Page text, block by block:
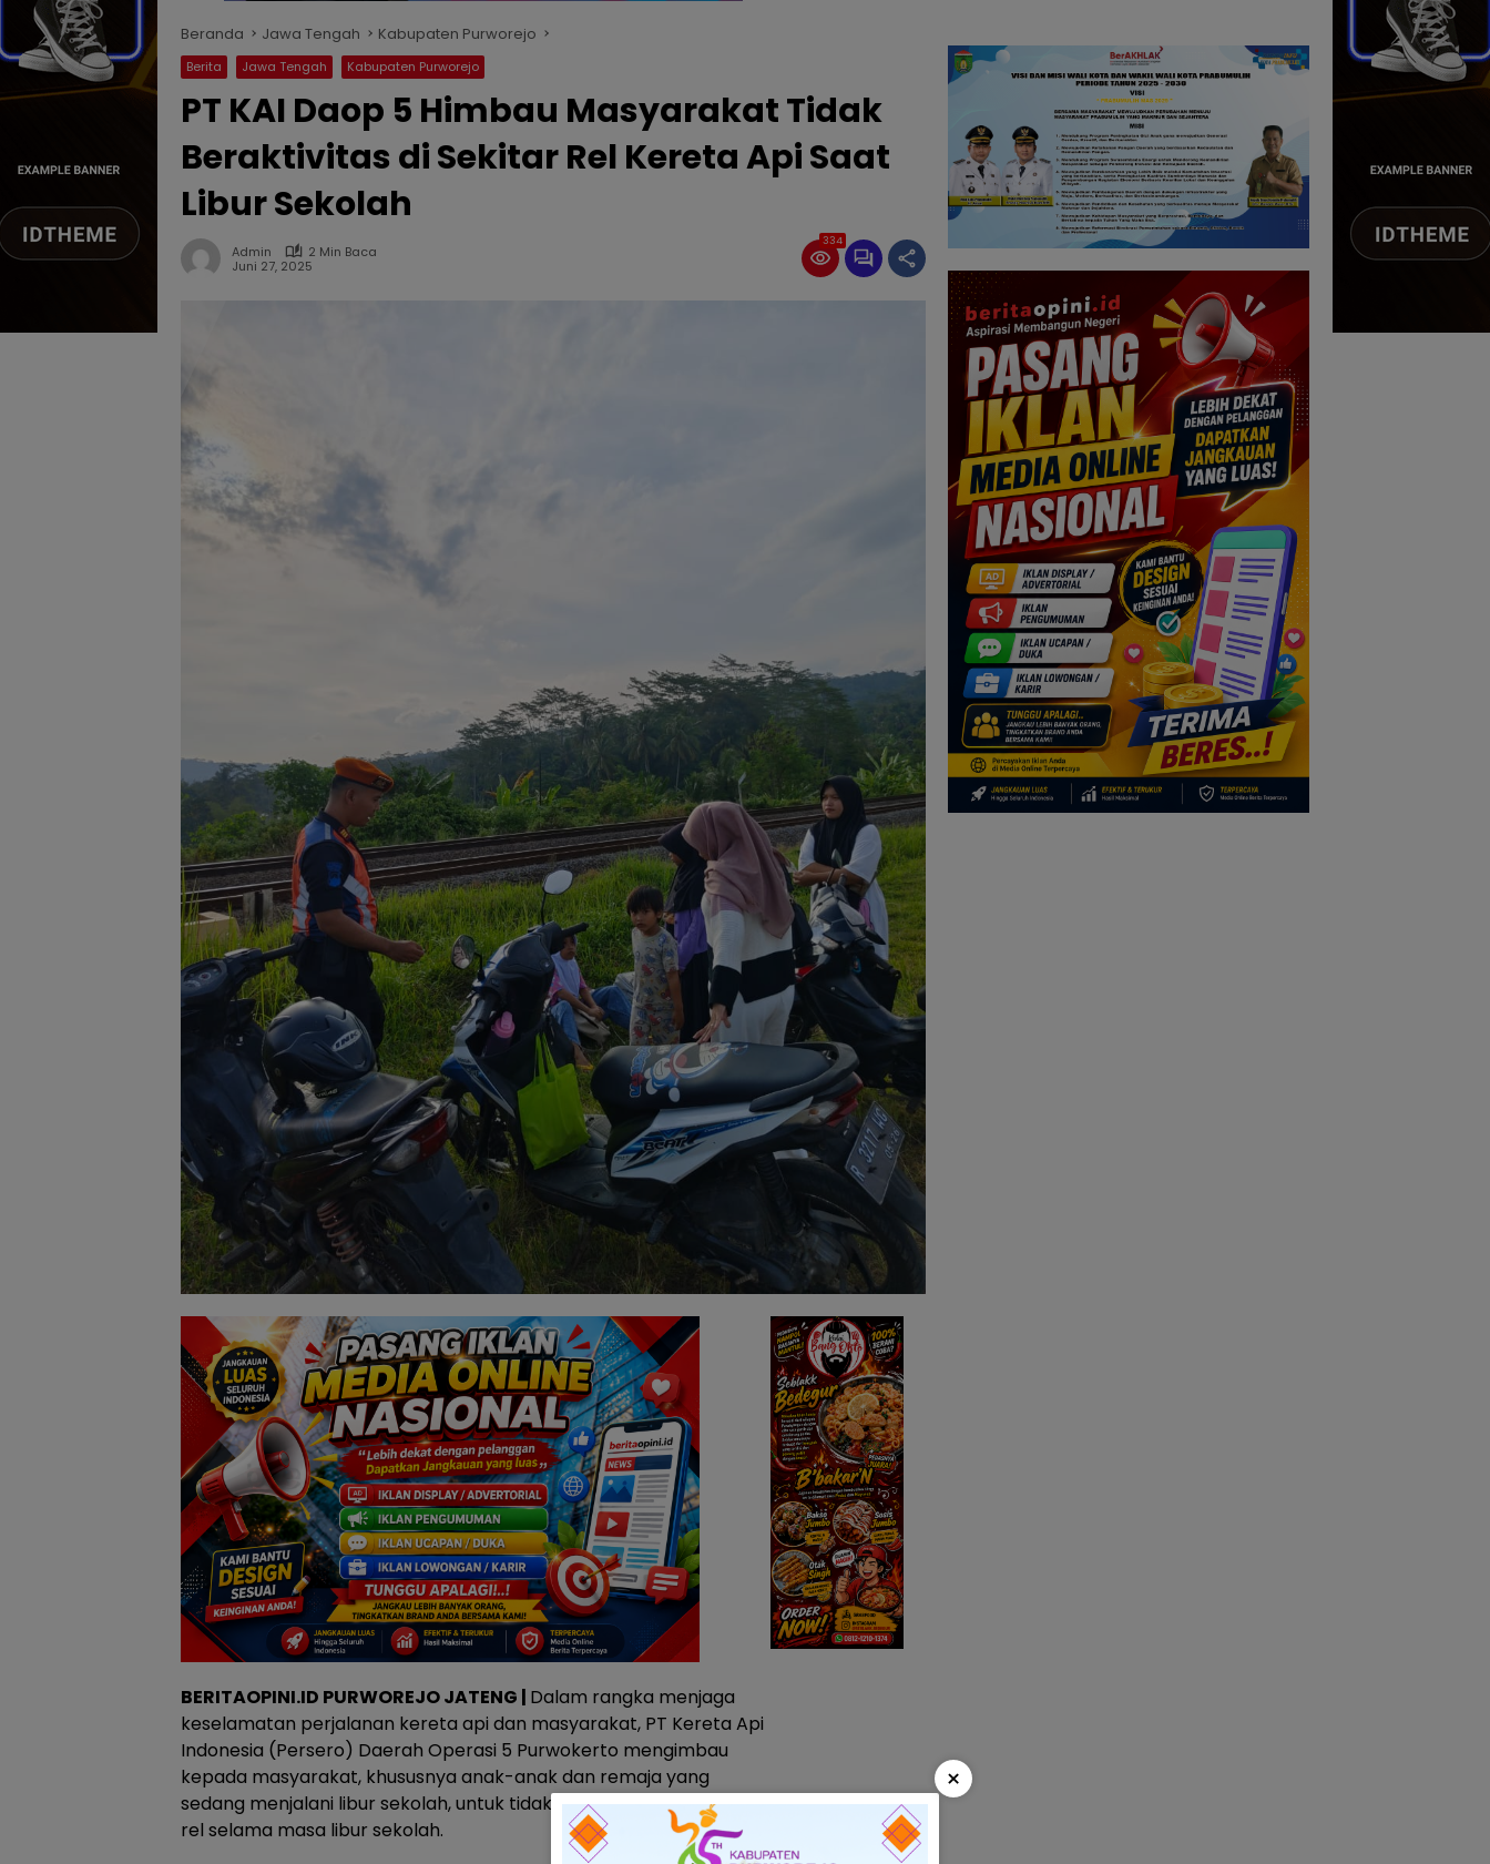
Beranda Jawa Tengah Kabupaten Purworejo
Berita Jawa Tengah Kabupaten Purworejo
PT KAI Daop 5 Himbau Masyarakat Tidak
Beraktivitas di Sekitar Rel Kereta Api Saat
Libur Sekolah
Admin
2 Min Baca
Juni 27, 2025
334
BERITAOPINI.ID PURWOREJO JATENG | Dalam rangka menjaga
keselamatan perjalanan kereta api dan masyarakat, PT Kereta Api
Indonesia (Persero) Daerah Operasi 5 Purwokerto mengimbau
kepada masyarakat, khususnya anak-anak dan remaja yang
sedang menjalani libur sekolah, untuk tidak bermain di sekitar jalur
rel selama masa libur sekolah.
×